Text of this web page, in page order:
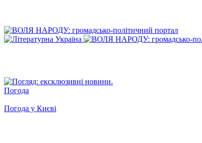
Погода
Погода у Києві